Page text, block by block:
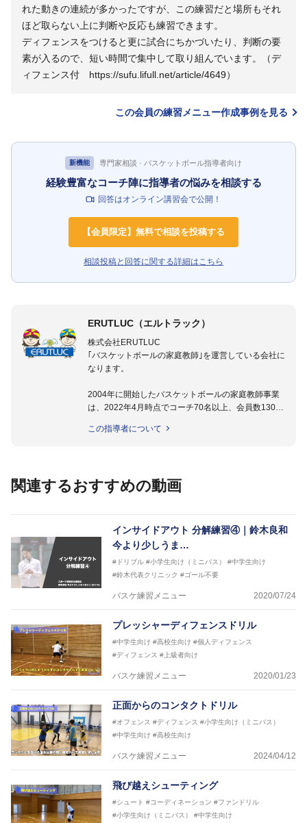
れた動きの連続が多かったですが、この練習だと場所もそれ
ほど取らない上に判断や反応も練習できます。
ディフェンスをつけると更に試合にちかづいたり、判断の要
素が入るので、短い時間で集中して取り組んでいます。（デ
ィフェンス付 https://sufu.lifull.net/article/4649）
この会員の練習メニュー作成事例を見る
新機能 専門家相談 · バスケットボール指導者向け
経験豊富なコーチ陣に指導者の悩みを相談する
回答はオンライン講習会で公開！
【会員限定】無料で相談を投稿する
相談投稿と回答に関する詳細はこちら
ERUTLUC（エルトラック）
株式会社ERUTLUC
｢バスケットボールの家庭教師｣を運営している会社に
なります。
2004年に開始したバスケットボールの家庭教師事業
は、2022年4月時点でコーチ70名以上、会員数1300
指導実績多数・各地講習会なども担当しており、「は
など多くの書籍・DVDも監修しています。
2016年U12ナショナルキャンプヘッドコーチ
2016年U13ナショナルキャンプヘッドコーチ
2016年男子日本代表サポートコーチ
2017年U12ナショナルキャンプヘッドコーチ
2017年U13ナショナルキャンプヘッドコーチ
2017年男子日本代表サポートコーチ
2018年U22日本代表スプリングキャンプアドバイザ
2018年U12ナショナルキャンプヘッドコーチ
2018年U13ナショナルキャンプヘッドコーチ
2018年～2021年男子日本代表サポートコーチ
2021年～女子日本代表アシスタントコーチ
この指導者について
関連するおすすめの動画
インサイドアウト 分解練習④｜鈴木良和
今より少しうま…
#ドリブル #小学生向け（ミニバス）
#中学生向け
#鈴木代表クリニック #ゴール不要
バスケ練習メニュー 2020/07/24
プレッシャーディフェンスドリル
#中学生向け #高校生向け #個人ディフェンス
#ディフェンス #上級者向け
バスケ練習メニュー 2020/01/23
正面からのコンタクトドリル
#オフェンス #ディフェンス #小学生向け（ミニバス）
#中学生向け #高校生向け
バスケ練習メニュー 2024/04/12
飛び越えシューティング
#シュート #コーディネーション #ファンドリル
#小学生向け（ミニバス）
#中学生向け